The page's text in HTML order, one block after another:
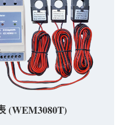
(WEM3080T)